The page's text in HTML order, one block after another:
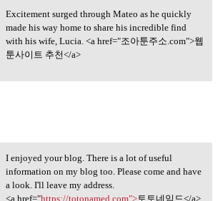
surged through
Excitement surged through Mateo as he quickly
made his way home to share his incredible find
with his wife, Lucia. <a href="조아툰주소.com">웹
툰사이트 추천</a>
enjoyed your blog. There is
I enjoyed your blog. There is a lot of useful
information on my blog too. Please come and have
a look. I'll leave my address.
<a href="https://totonamed.com">토토네임드</a>